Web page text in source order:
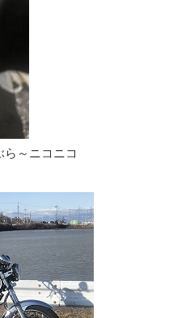
～ニコニコ